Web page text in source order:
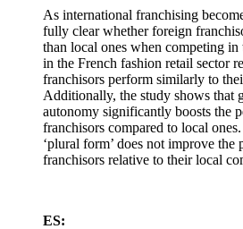
As international franchising
fully clear whether foreign
than local ones when competing in
in the French fashion retail sector
franchisors perform similarly to
Additionally, the study shows that
autonomy significantly boosts the
franchisors compared to local
‘plural form’ does not improve the
franchisors relative to their local
ES: